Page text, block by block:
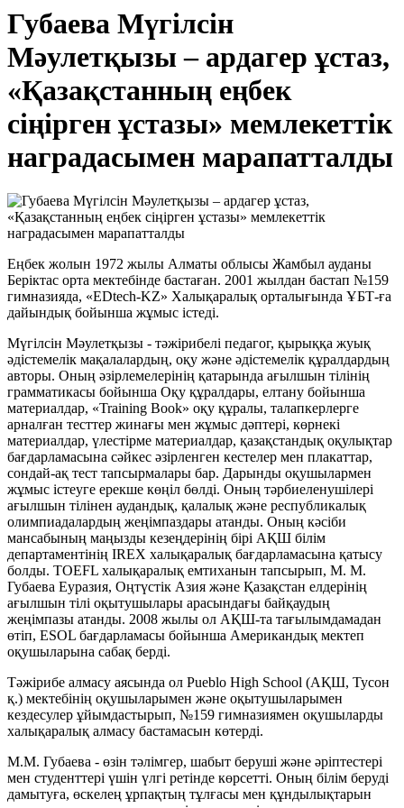
Губаева Мүгілсін
Мәулетқызы – ардагер ұстаз,
«Қазақстанның еңбек
сіңірген ұстазы» мемлекеттік
наградасымен марапатталды
Еңбек жолын 1972 жылы Алматы облысы Жамбыл ауданы
Беріктас орта мектебінде бастаған. 2001 жылдан бастап №159
гимназияда, «EDtech-KZ» Халықаралық орталығында ҰБТ-ға
дайындық бойынша жұмыс істеді.
Мүгілсін Мәулетқызы - тәжірибелі педагог, қырыққа жуық
әдістемелік мақалалардың, оқу және әдістемелік құралдардың
авторы. Оның әзірлемелерінің қатарында ағылшын тілінің
грамматикасы бойынша Оқу құралдары, елтану бойынша
материалдар, «Training Book» оқу құралы, талапкерлерге
арналған тесттер жинағы мен жұмыс дәптері, көрнекі
материалдар, үлестірме материалдар, қазақстандық оқулықтар
бағдарламасына сәйкес әзірленген кестелер мен плакаттар,
сондай-ақ тест тапсырмалары бар. Дарынды оқушылармен
жұмыс істеуге ерекше көңіл бөлді. Оның тәрбиеленушілері
ағылшын тілінен аудандық, қалалық және республикалық
олимпиадалардың жеңімпаздары атанды. Оның кәсіби
мансабының маңызды кезеңдерінің бірі АҚШ білім
департаментінің IREX халықаралық бағдарламасына қатысу
болды. TOEFL халықаралық емтиханын тапсырып, М. М.
Губаева Еуразия, Оңтүстік Азия және Қазақстан елдерінің
ағылшын тілі оқытушылары арасындағы байқаудың
жеңімпазы атанды. 2008 жылы ол АҚШ-та тағылымдамадан
өтіп, ESOL бағдарламасы бойынша Американдық мектеп
оқушыларына сабақ берді.
Тәжірибе алмасу аясында ол Pueblo High School (АҚШ, Тусон
қ.) мектебінің оқушыларымен және оқытушыларымен
кездесулер ұйымдастырып, №159 гимназиямен оқушыларды
халықаралық алмасу бастамасын көтерді.
М.М. Губаева - өзін тәлімгер, шабыт беруші және әріптестері
мен студенттері үшін үлгі ретінде көрсетті. Оның білім беруді
дамытуға, өскелең ұрпақтың тұлғасы мен құндылықтарын